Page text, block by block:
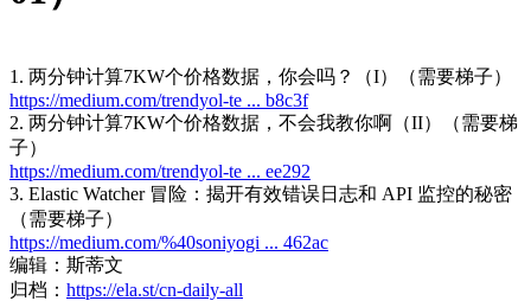
1. 两分钟计算7KW个价格数据，你会吗？（I）（需要梯子）
https://medium.com/trendyol-te ... b8c3f
2. 两分钟计算7KW个价格数据，不会我教你啊（II）（需要梯
子）
https://medium.com/trendyol-te ... ee292
3. Elastic Watcher 冒险：揭开有效错误日志和 API 监控的秘密
（需要梯子）
https://medium.com/%40soniyogi ... 462ac
编辑：斯蒂文
归档： https://ela.st/cn-daily-all